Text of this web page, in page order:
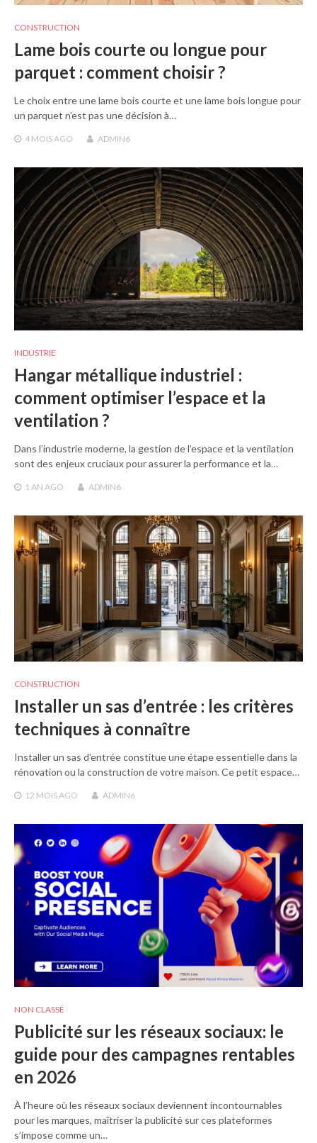
CONSTRUCTION
Lame bois courte ou longue pour
parquet : comment choisir ?
Le choix entre une lame bois courte et une lame bois longue pour
un parquet n’est pas une décision à…
4 MOISAGO ADMIN6
INDUSTRIE
Hangar métallique industriel :
comment optimiser l’espace et la
ventilation ?
Dans l’industrie moderne, la gestion de l’espace et la ventilation
sont des enjeux cruciaux pour assurer la performance et la…
1 AN AGO ADMIN6
CONSTRUCTION
Installer un sas d’entrée : les critères
techniques à connaître
Installer un sas d’entrée constitue une étape essentielle dans la
rénovation ou la construction de votre maison. Ce petit espace…
12 MOIS AGO ADMIN6
NON CLASSÉ
Publicité sur les réseaux sociaux: le
guide pour des campagnes rentables
en 2026
À l’heure où les réseaux sociaux deviennent incontournables
pour les marques, maîtriser la publicité sur ces plateformes
s’impose comme un…